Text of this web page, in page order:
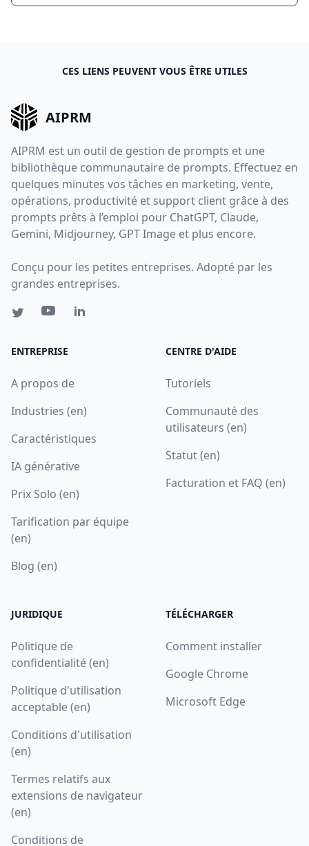
CES LIENS PEUVENT VOUS ÊTRE UTILES
AIPRM
AIPRM est un outil de gestion de prompts et une
bibliothèque communautaire de prompts. Effectuez en
quelques minutes vos tâches en marketing, vente,
opérations, productivité et support client grâce à des
prompts prêts à l’emploi pour ChatGPT, Claude,
Gemini, Midjourney, GPT Image et plus encore.
Conçu pour les petites entreprises. Adopté par les
grandes entreprises.
ENTREPRISE
A propos de
Industries (en)
Caractéristiques
IA générative
Prix Solo (en)
Tarification par équipe
(en)
Blog (en)
CENTRE D'AIDE
Tutoriels
Communauté des
utilisateurs (en)
Statut (en)
Facturation et FAQ (en)
JURIDIQUE
Politique de
confidentialité (en)
Politique d'utilisation
acceptable (en)
Conditions d'utilisation
(en)
Termes relatifs aux
extensions de navigateur
(en)
Conditions de
TÉLÉCHARGER
Comment installer
Google Chrome
Microsoft Edge